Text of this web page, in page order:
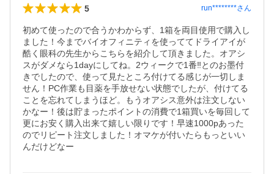
5 run********さん
初めて使ったので合うかわからず、1箱を両目使用で購入し
ました！今までバイオフィニティを使っててドライアイが
酷く眼科の先生からこちらを紹介して頂きました。オアシ
スがダメなら1dayにしてね。2ウィークで1番‼︎とのお墨付
きでしたので、使って見たところ付けてる感じが一切しま
せん！PC作業も目薬を手放せない状態でしたが、付けてる
ことを忘れてしまうほど。もうオアシス意外は注文しない
かなー！後は貯まったポイントの消費で1箱買いを毎回して
更にお安く購入出来て嬉しい限りです！早速1000pあった
のでリピート注文しました！オマケが付いたらもっといい
んだけどなー